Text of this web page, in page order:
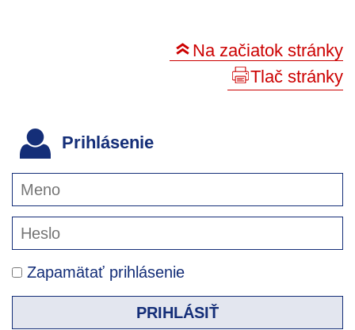
Na začiatok stránky
Tlač stránky
Prihlásenie
Zapamätať prihlásenie
PRIHLÁSIŤ